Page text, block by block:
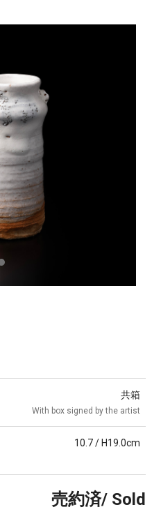
共箱
With box signed by the artist
10.7 / H19.0cm
売約済/ Sold